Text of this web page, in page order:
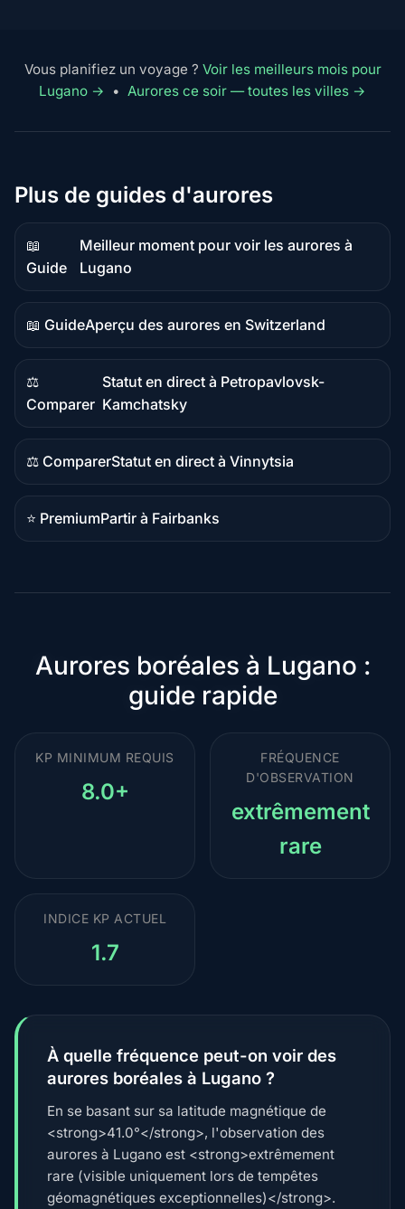
Vous planifiez un voyage ? Voir les meilleurs mois pour
Lugano →
• Aurores ce soir — toutes les villes →
Plus de guides d'aurores
📖
Guide
Contenu
guide
Meilleur moment pour voir les aurores à
Lugano
📖 Guide
Contenu
guide
Aperçu des aurores en Switzerland
⚖️
Comparer
Contenu
comparatif
Statut en direct à Petropavlovsk-
Kamchatsky
⚖️ Comparer
Contenu
comparatif
Statut en direct à Vinnytsia
⭐ Premium
Destination
Partir à Fairbanks
Aurores boréales à Lugano :
guide rapide
KP MINIMUM REQUIS
8.0+
FRÉQUENCE
D'OBSERVATION
extrêmement
rare
INDICE KP ACTUEL
1.7
À quelle fréquence peut-on voir des
aurores boréales à Lugano ?
En se basant sur sa latitude magnétique de
<strong>41.0°</strong>, l'observation des
aurores à Lugano est <strong>extrêmement
rare (visible uniquement lors de tempêtes
géomagnétiques exceptionnelles)</strong>.